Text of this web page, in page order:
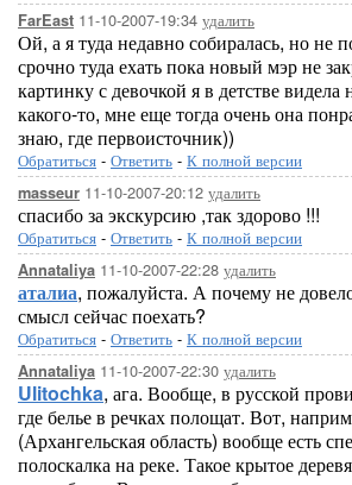
FarEast 11-10-2007-19:34 удалить
Ой, а я туда недавно собиралась, но не
срочно туда ехать пока новый мэр не
картинку с девочкой я в детстве
какого-то, мне еще тогда очень она
знаю, где первоисточник))
Обратиться - Ответить - К полной версии
masseur 11-10-2007-20:12 удалить
спасибо за экскурсию ,так здорово !!!
Обратиться - Ответить - К полной версии
Annataliya 11-10-2007-22:28 удалить
аталиа, пожалуйста. А почему не
смысл сейчас поехать?
Обратиться - Ответить - К полной версии
Annataliya 11-10-2007-22:30 удалить
Ulitochka, ага. Вообще, в русской
где белье в речках полощат. Вот,
(Архангельская область) вообще есть
полоскалка на реке. Такое крытое